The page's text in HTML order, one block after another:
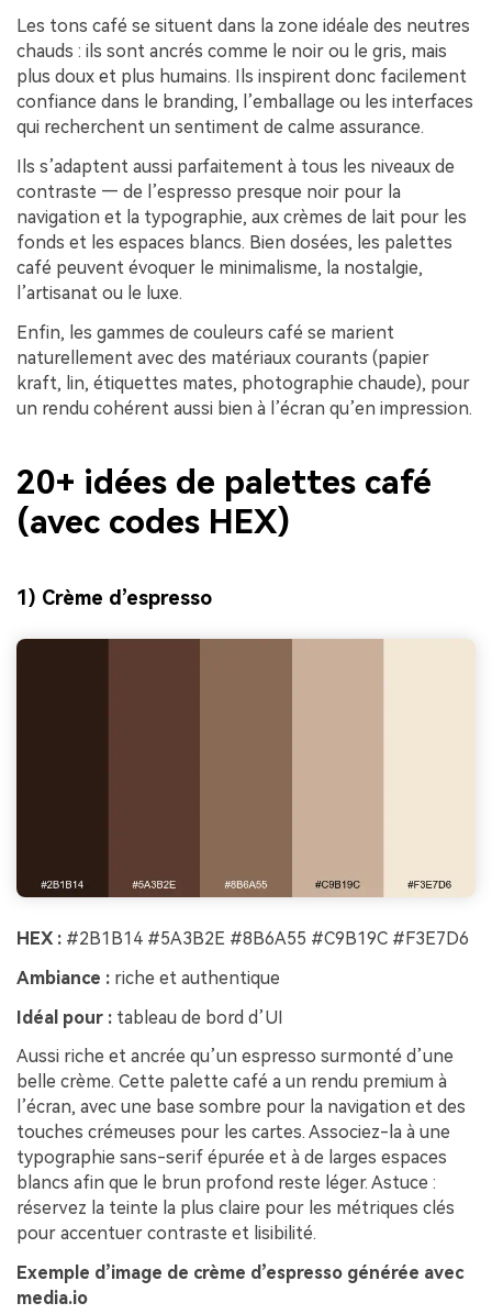
Les tons café se situent dans la zone idéale des neutres
chauds : ils sont ancrés comme le noir ou le gris, mais
plus doux et plus humains. Ils inspirent donc facilement
confiance dans le branding, l’emballage ou les interfaces
qui recherchent un sentiment de calme assurance.
Ils s’adaptent aussi parfaitement à tous les niveaux de
contraste — de l’espresso presque noir pour la
navigation et la typographie, aux crèmes de lait pour les
fonds et les espaces blancs. Bien dosées, les palettes
café peuvent évoquer le minimalisme, la nostalgie,
l’artisanat ou le luxe.
Enfin, les gammes de couleurs café se marient
naturellement avec des matériaux courants (papier
kraft, lin, étiquettes mates, photographie chaude), pour
un rendu cohérent aussi bien à l’écran qu’en impression.
20+ idées de palettes café
(avec codes HEX)
1) Crème d’espresso
HEX : #2B1B14 #5A3B2E #8B6A55 #C9B19C #F3E7D6
Ambiance : riche et authentique
Idéal pour : tableau de bord d’UI
Aussi riche et ancrée qu’un espresso surmonté d’une
belle crème. Cette palette café a un rendu premium à
l’écran, avec une base sombre pour la navigation et des
touches crémeuses pour les cartes. Associez-la à une
typographie sans-serif épurée et à de larges espaces
blancs afin que le brun profond reste léger. Astuce :
réservez la teinte la plus claire pour les métriques clés
pour accentuer contraste et lisibilité.
Exemple d’image de crème d’espresso générée avec
media.io